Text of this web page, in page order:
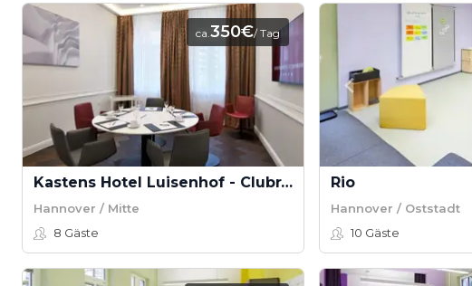
ca.350€/ Tag
Kastens Hotel Luisenhof - Clubraum 4
Hannover / Mitte
8 Gäste
Rio
Hannover / Oststadt
10 Gäste